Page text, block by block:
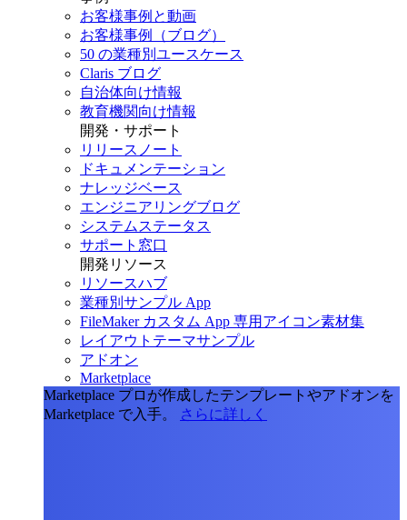
お客様事例と動画
お客様事例（ブログ）
50 の業種別ユースケース
Claris ブログ
自治体向け情報
教育機関向け情報
開発・サポート
リリースノート
ドキュメンテーション
ナレッジベース
エンジニアリングブログ
システムステータス
サポート窓口
開発リソース
リソースハブ
業種別サンプル App
FileMaker カスタム App 専用アイコン素材集
レイアウトテーマサンプル
アドオン
Marketplace
Marketplace プロが作成したテンプレートやアドオンを
Marketplace で入手。
さらに詳しく